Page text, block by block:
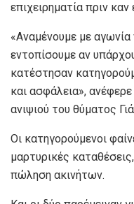
επιχειρηματία πριν καν
«Αναμένουμε με
εντοπίσουμε αν
κατέστησαν
και ασφάλεια»,
ανιψιού του θύματος
Οι κατηγορούμενοι
μαρτυρικές
πώληση ακινήτων.